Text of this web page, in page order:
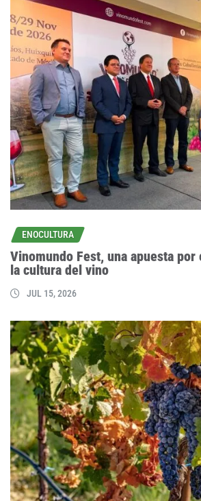
ENOCULTURA
Vinomundo Fest, una apuesta
la cultura del vino
JUL 15, 2026